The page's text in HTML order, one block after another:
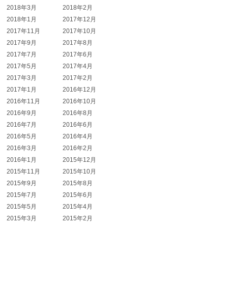
2018年3月
2018年2月
2018年1月
2017年12月
2017年11月
2017年10月
2017年9月
2017年8月
2017年7月
2017年6月
2017年5月
2017年4月
2017年3月
2017年2月
2017年1月
2016年12月
2016年11月
2016年10月
2016年9月
2016年8月
2016年7月
2016年6月
2016年5月
2016年4月
2016年3月
2016年2月
2016年1月
2015年12月
2015年11月
2015年10月
2015年9月
2015年8月
2015年7月
2015年6月
2015年5月
2015年4月
2015年3月
2015年2月